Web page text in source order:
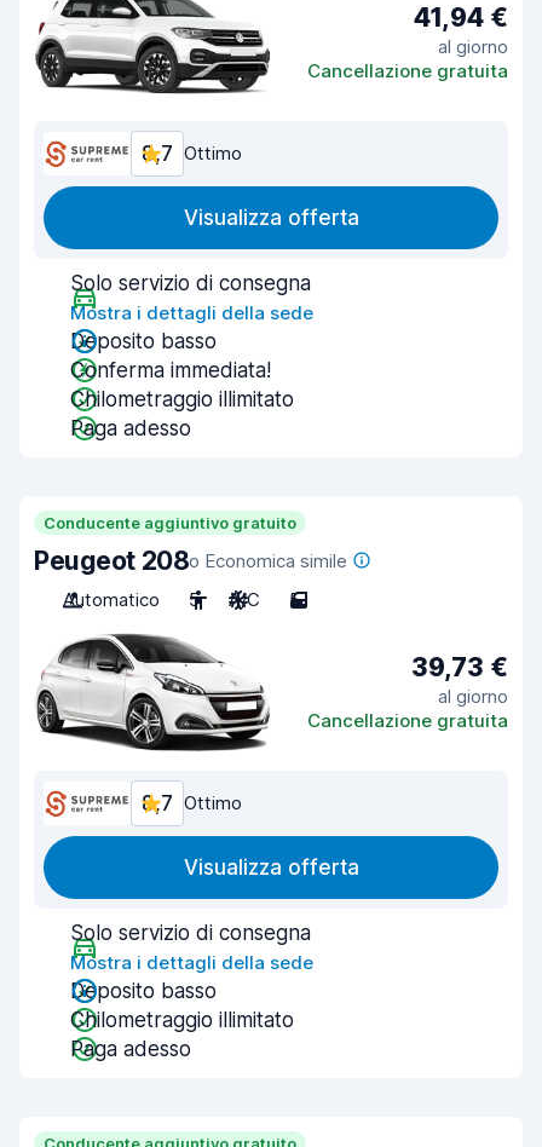
41,94 €
al giorno
Cancellazione gratuita
8,7 Ottimo
Visualizza offerta
Solo servizio di consegna
Mostra i dettagli della sede
Deposito basso
Conferma immediata!
Chilometraggio illimitato
Paga adesso
Conducente aggiuntivo gratuito
Peugeot 208o Economica simile
Automatico
5 A/C 5
39,73 €
al giorno
Cancellazione gratuita
8,7 Ottimo
Visualizza offerta
Solo servizio di consegna
Mostra i dettagli della sede
Deposito basso
Chilometraggio illimitato
Paga adesso